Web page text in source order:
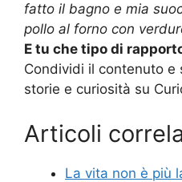
fatto il bagno e mia
pollo al forno con
E tu che tipo di
Condividi il contenuto e
storie e curiosità su
Articoli
La vita non è più